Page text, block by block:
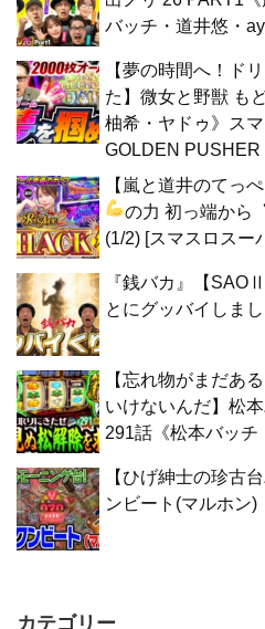
バッチ・道井悠・
【夢の時間へ！ド
た】微女と野獣 も
柚希・ヤドゥ》ス
GOLDEN PUSHER
【嵐と道井のてっ
の力 初っ端から
(1/2) [スマスロスー
『銭バカ』【
とにグッバイしま
【忘れ物がまだあ
いけないんだ】松
291話《松本バッ
【ひげ紳士の珍古
ンビート(マルホン)
カテゴリー